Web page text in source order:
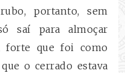
portanto, sem
saí para almoçar
forte que foi como
o cerrado estava